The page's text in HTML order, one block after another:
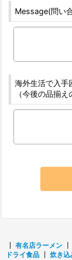
Message(問い
海外生活で入手
（今後の品揃
有名店ラーメン
ドライ食品
炊き込